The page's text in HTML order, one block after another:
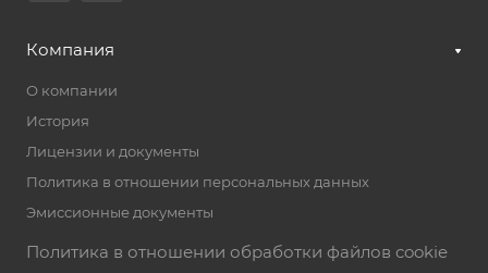
info@paradavto.by
Адрес
улица Колесникова 38, Минск,
Режим работы
Компания
О компании
История
Лицензии и документы
Политика в отношении персональных данных
Эмиссионные документы
Политика в отношении обработки файлов cookie